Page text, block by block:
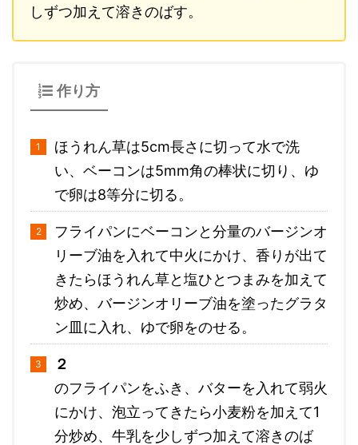
しずつ加えて溶きのばす。
作り方
ほうれん草は5cm長さに切って水で洗
い、ベーコンは5mm角の棒状に切り、ゆ
で卵は8等分に切る。
フライパンにベーコンと分量のバージンオ
リーブ油を入れて中火にかけ、香りが出て
きたらほうれん草と塩ひとつまみを加えて
炒め、バージンオリーブ油を塗ったグラタ
ン皿に入れ、ゆで卵をのせる。
２
のフライパンをふき、バターを入れて弱火
にかけ、泡立ってきたら小麦粉を加えて1
分炒め、牛乳を少しずつ加えて溶きのば